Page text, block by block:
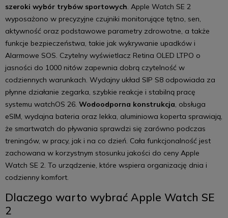
szeroki wybór trybów sportowych. Apple Watch SE 2
wyposażono w precyzyjne czujniki monitorujące tętno, sen,
aktywność oraz podstawowe parametry zdrowotne, a także
funkcje bezpieczeństwa, takie jak wykrywanie upadków i
Alarmowe SOS. Czytelny wyświetlacz Retina OLED LTPO o
jasności do 1000 nitów zapewnia dobrą czytelność w
codziennych warunkach. Wydajny układ SIP S8 odpowiada za
płynne działanie zegarka, szybkie reakcje i stabilną pracę
systemu watchOS 26. Wodoodporna konstrukcja, obsługa
eSIM, wydajna bateria oraz lekka, aluminiowa koperta sprawiają,
że smartwatch do pływania sprawdzi się zarówno podczas
treningów, w pracy, jak i na co dzień. Cała funkcjonalność jest
zachowana w korzystnym stosunku jakości do ceny Apple
Watch SE 2. To urządzenie, które wspiera organizację dnia i
codzienny komfort.
Dlaczego warto wybrać Apple Watch SE
2